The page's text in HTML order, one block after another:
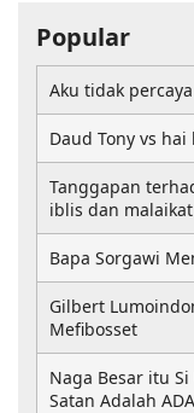
Popular
Aku tidak percaya
Daud Tony vs
Tanggapan
iblis dan
Bapa Sorgawi
Gilbert
Mefibosset
Naga Besar itu
Satan Adalah